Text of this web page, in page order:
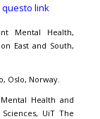
questo link
Mental Health,
East and South,
Oslo, Norway.
Health and
UiT The